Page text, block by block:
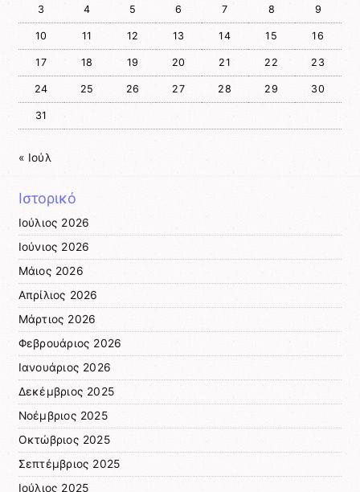
3 4 5 6 7 8 9
10 11 12 13 14 15 16
17 18 19 20 21 22 23
24 25 26 27 28 29 30
31
« Ιούλ
Ιστορικό
Ιούλιος 2026
Ιούνιος 2026
Μάιος 2026
Απρίλιος 2026
Μάρτιος 2026
Φεβρουάριος 2026
Ιανουάριος 2026
Δεκέμβριος 2025
Νοέμβριος 2025
Οκτώβριος 2025
Σεπτέμβριος 2025
Ιούλιος 2025